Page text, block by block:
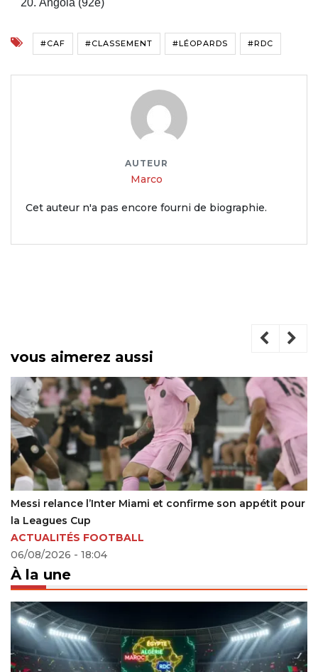
Angola (92e)
#CAF #CLASSEMENT #LÉOPARDS #RDC
AUTEUR
Marco
Cet auteur n'a pas encore fourni de biographie.
vous aimerez aussi
appétit pour
Olympique de Marseille : comment
24/07/2024 - 19:14
À la une